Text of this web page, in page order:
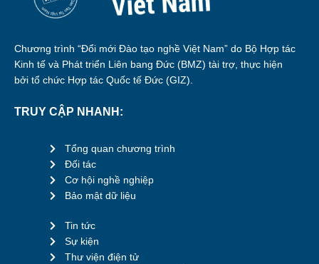
Chương trình “Đổi mới Đào tạo nghề Việt Nam” do Bộ Hợp tác
Kinh tế và Phát triển Liên bang Đức (BMZ) tài trợ, thực hiện
bởi tổ chức Hợp tác Quốc tế Đức (GIZ).
TRUY CẬP NHANH:
Tổng quan chương trình
Đối tác
Cơ hội nghề nghiệp
Bảo mật dữ liệu
Tin tức
Sự kiện
Thư viện điện tử